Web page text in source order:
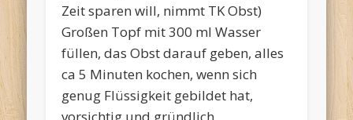
Zeit sparen will, nimmt TK Obst)
Großen Topf mit 300 ml Wasser
füllen, das Obst darauf geben, alles
ca 5 Minuten kochen, wenn sich
genug Flüssigkeit gebildet hat,